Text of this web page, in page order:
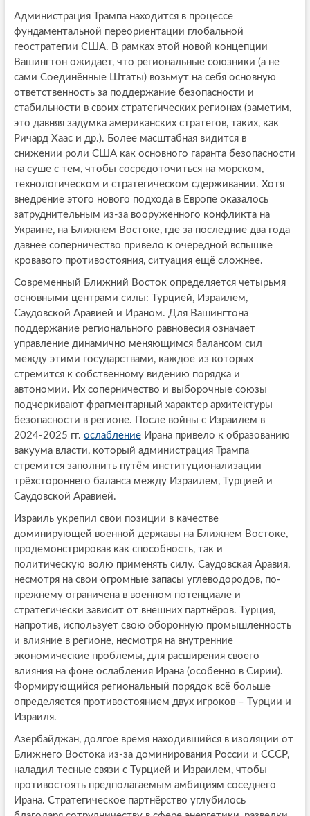
Администрация Трампа находится в процессе
фундаментальной переориентации глобальной
геостратегии США. В рамках этой новой концепции
Вашингтон ожидает, что региональные союзники (а не
сами Соединённые Штаты) возьмут на себя основную
ответственность за поддержание безопасности и
стабильности в своих стратегических регионах (заметим,
это давняя задумка американских стратегов, таких, как
Ричард Хаас и др.). Более масштабная видится в
снижении роли США как основного гаранта безопасности
на суше с тем, чтобы сосредоточиться на морском,
технологическом и стратегическом сдерживании. Хотя
внедрение этого нового подхода в Европе оказалось
затруднительным из-за вооруженного конфликта на
Украине, на Ближнем Востоке, где за последние два года
давнее соперничество привело к очередной вспышке
кровавого противостояния, ситуация ещё сложнее.
Современный Ближний Восток определяется четырьмя
основными центрами силы: Турцией, Израилем,
Саудовской Аравией и Ираном. Для Вашингтона
поддержание регионального равновесия означает
управление динамично меняющимся балансом сил
между этими государствами, каждое из которых
стремится к собственному видению порядка и
автономии. Их соперничество и выборочные союзы
подчеркивают фрагментарный характер архитектуры
безопасности в регионе. После войны с Израилем в
2024-2025 гг. ослаблениеИрана привело к образованию
вакуума власти, который администрация Трампа
стремится заполнить путём институционализации
трёхстороннего баланса между Израилем, Турцией и
Саудовской Аравией.
Израиль укрепил свои позиции в качестве
доминирующей военной державы на Ближнем Востоке,
продемонстрировав как способность, так и
политическую волю применять силу. Саудовская Аравия,
несмотря на свои огромные запасы углеводородов, по-
прежнему ограничена в военном потенциале и
стратегически зависит от внешних партнёров. Турция,
напротив, использует свою оборонную промышленность
и влияние в регионе, несмотря на внутренние
экономические проблемы, для расширения своего
влияния на фоне ослабления Ирана (особенно в Сирии).
Формирующийся региональный порядок всё больше
определяется противостоянием двух игроков – Турции и
Израиля.
Азербайджан, долгое время находившийся в изоляции от
Ближнего Востока из-за доминирования России и СССР,
наладил тесные связи с Турцией и Израилем, чтобы
противостоять предполагаемым амбициям соседнего
Ирана. Стратегическое партнёрство углубилось